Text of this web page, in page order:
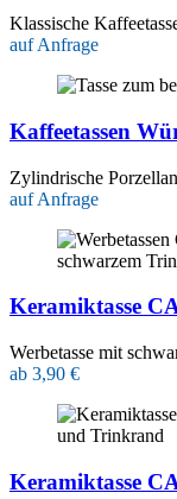
Klassische
auf Anfrage
Kaffeetassen
Zylindrische
auf Anfrage
Keramiktasse
Werbetasse mit
ab 3,90 €
Keramiktasse